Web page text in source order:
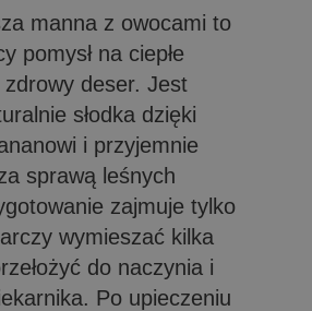
manna z owocami to
pomysł na ciepłe
zdrowy deser. Jest
słodka dzięki
i przyjemnie
sprawą leśnych
zajmuje tylko
wymieszać kilka
do naczynia i
Po upieczeniu